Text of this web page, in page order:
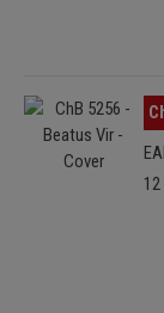
Omitir galería de